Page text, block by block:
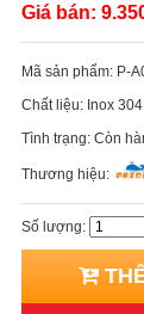
Giá bán:
Mã sản phẩm: P-
Chất liệu: Inox
Tình trạng: Còn
Thương hiệu:
Số lượng: